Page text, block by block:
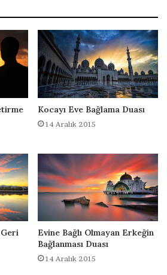
Kocayı Eve Bağlama Duası
14 Aralık 2015
Evine Bağlı Olmayan Erkeğin
Bağlanması Duası
14 Aralık 2015